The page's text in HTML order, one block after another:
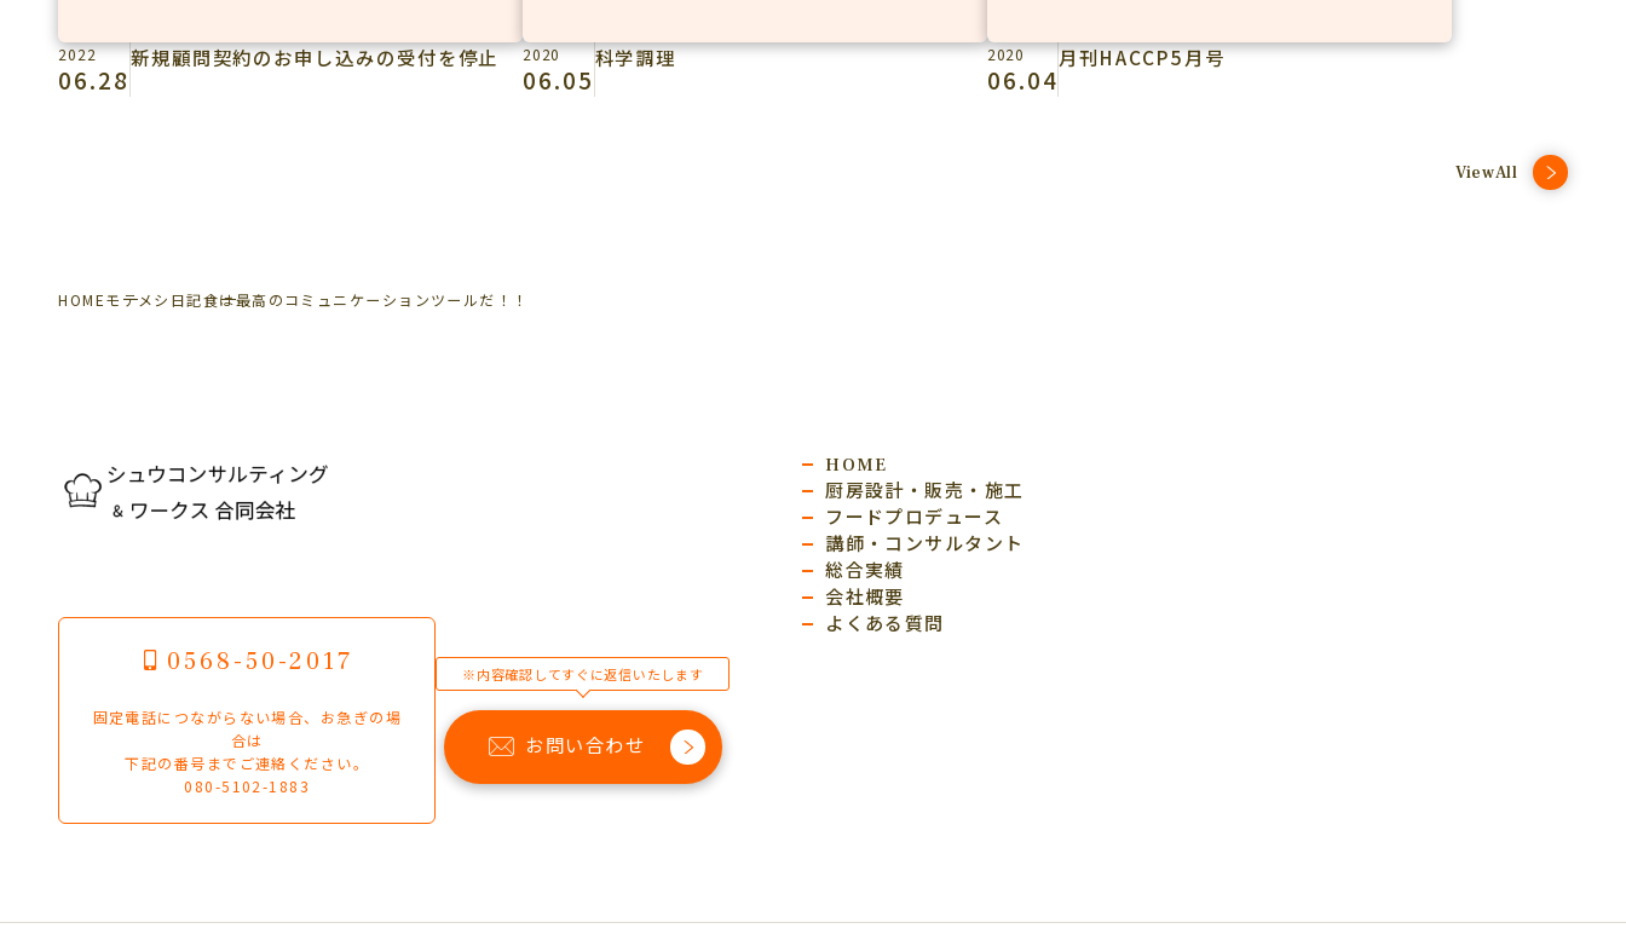
2022
06.28
新規顧問契約のお申し込みの受付を停止 2020
06.05
科学調理 2020
06.04
月刊HACCP5月号
ViewAll
HOMEモテメシ日記食は最高のコミュニケーションツールだ！！
0568-50-2017
固定電話につながらない場合、お急ぎの場
合は
下記の番号までご連絡ください。
080-5102-1883
※内容確認してすぐに返信いたします
お問い合わせ
HOME
厨房設計・販売・施工
フードプロデュース
講師・コンサルタント
総合実績
会社概要
よくある質問